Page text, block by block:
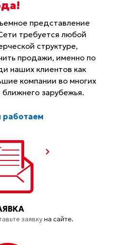
!
представление
требуется любой
структуре,
продажи, именно по
наших клиентов как
компании во многих
зарубежья.
работаем
заявкуна сайте.